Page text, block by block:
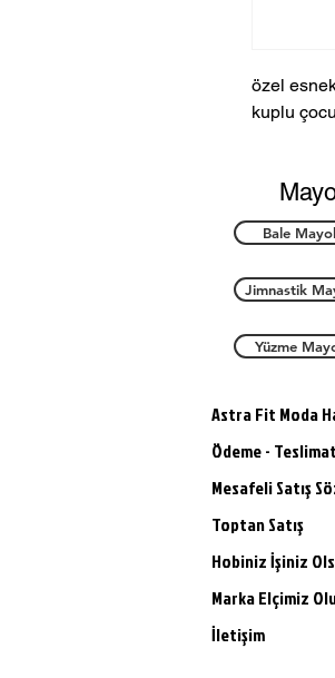
özel
kuplu
Bale
Jimnastik
Yüzme
Astra Fit Moda
Ödeme -
Mesafeli Satış
Toptan Satış
Hobiniz İşiniz
Marka Elçimiz
İletişim